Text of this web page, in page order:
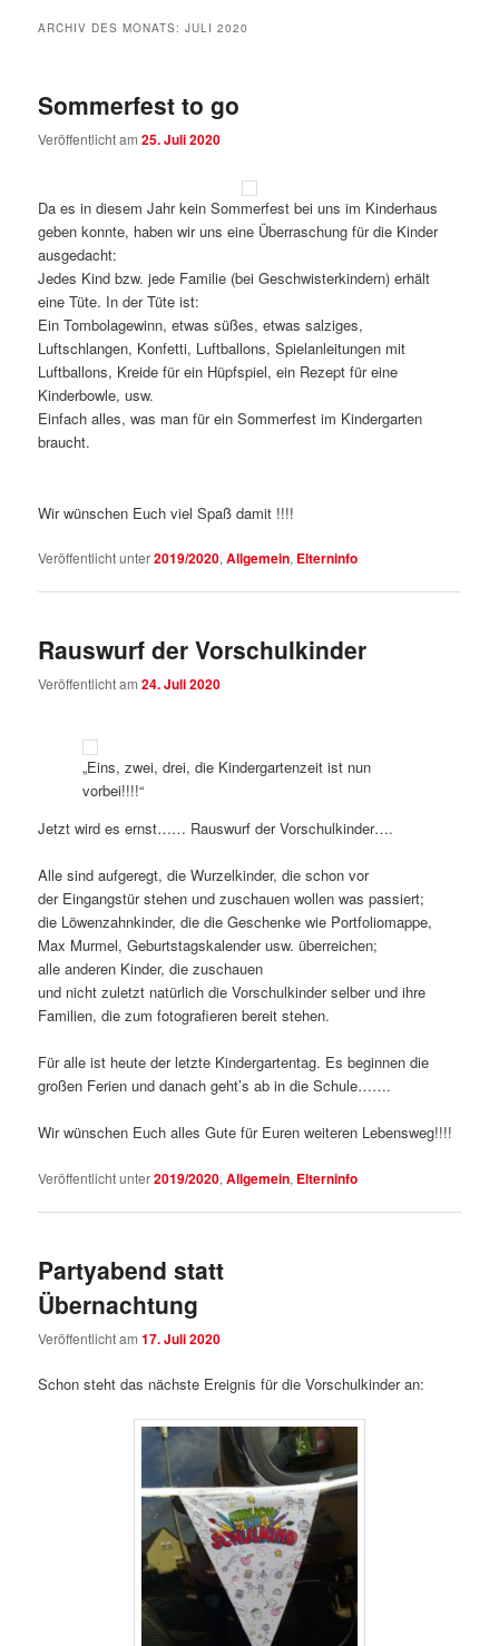
ARCHIV DES MONATS:JULI 2020
Sommerfest to go
Veröffentlicht am25. Juli 2020
Da es in diesem Jahr kein Sommerfest bei uns im Kinderhaus
geben konnte, haben wir uns eine Überraschung für die Kinder
ausgedacht:
Jedes Kind bzw. jede Familie (bei Geschwisterkindern) erhält
eine Tüte. In der Tüte ist:
Ein Tombolagewinn, etwas süßes, etwas salziges,
Luftschlangen, Konfetti, Luftballons, Spielanleitungen mit
Luftballons, Kreide für ein Hüpfspiel, ein Rezept für eine
Kinderbowle, usw.
Einfach alles, was man für ein Sommerfest im Kindergarten
braucht.
Wir wünschen Euch viel Spaß damit !!!!
Veröffentlicht unter2019/2020,Allgemein, Elterninfo
Rauswurf der Vorschulkinder
Veröffentlicht am24. Juli 2020
„Eins, zwei, drei, die Kindergartenzeit ist nun
vorbei!!!!“
Jetzt wird es ernst…… Rauswurf der Vorschulkinder….
Alle sind aufgeregt, die Wurzelkinder, die schon vor
der Eingangstür stehen und zuschauen wollen was passiert;
die Löwenzahnkinder, die die Geschenke wie Portfoliomappe,
Max Murmel, Geburtstagskalender usw. überreichen;
alle anderen Kinder, die zuschauen
und nicht zuletzt natürlich die Vorschulkinder selber und ihre
Familien, die zum fotografieren bereit stehen.
Für alle ist heute der letzte Kindergartentag. Es beginnen die
großen Ferien und danach geht’s ab in die Schule…….
Wir wünschen Euch alles Gute für Euren weiteren Lebensweg!!!!
Veröffentlicht unter2019/2020,Allgemein, Elterninfo
Partyabend statt
Übernachtung
Veröffentlicht am17. Juli 2020
Schon steht das nächste Ereignis für die Vorschulkinder an: